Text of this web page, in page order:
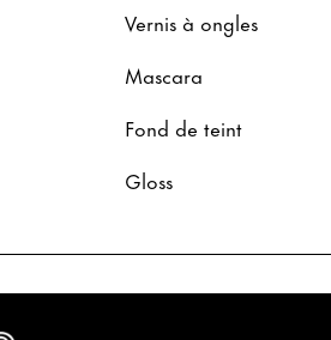
Vernis à ongles
Mascara
Fond de teint
Gloss